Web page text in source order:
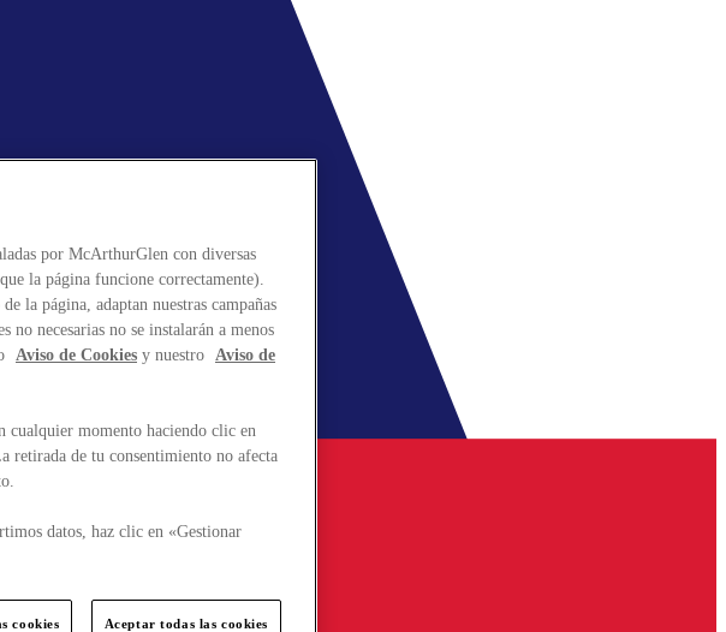
por McArthurGlen con diversas
la página funcione correctamente).
la página, adaptan nuestras campañas
necesarias no se instalarán a menos
Aviso de Cookies y nuestro Aviso de
cualquier momento haciendo clic en
retirada de tu consentimiento no afecta
datos, haz clic en «Gestionar
cookies Aceptar todas las cookies